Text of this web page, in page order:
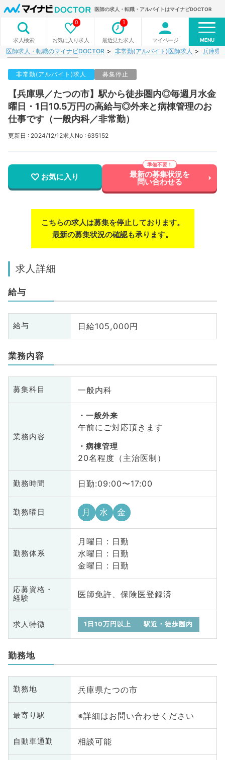
医師の求人・転職・アルバイトはマイナビDOCTOR
求人検索 お気に入り求人
0
最近見た求人
1
マイページ MENU
医師求人・転職のマイナビDOCTOR 非常勤(アルバイト)医師求人 兵庫県
非常勤(アルバイト)求人 募集停止
【兵庫県／たつの市】駅から徒歩圏内◎毎週月水金
曜日・1日10.5万円の高給与◎外来と病棟管理のお
仕事です（一般内科／非常勤）
更新日 : 2024/12/12求人No : 635152
お気に入り 最新の募集状況を
問い合わせる
こちらの求人は募集を停止しております。
最新の募集状況の確認も承ります。
求人詳細
給与
給与 日給105,000円
業務内容
募集科目 一般内科
業務内容
一般外来
午前にご対応頂きます
病棟管理
20名程度（主治医制）
勤務時間 日勤:09:00〜17:00
勤務曜日 月 水 金
勤務体系
月曜日 : 日勤
水曜日 : 日勤
金曜日 : 日勤
応募資格・
経験
医師免許、保険医登録済
求人特徴 1日10万円以上 駅近・徒歩圏内
勤務地
勤務地 兵庫県たつの市
最寄り駅 ※詳細はお問い合わせください
自動車通勤 相談可能